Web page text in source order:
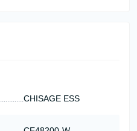
CHISAGE ESS